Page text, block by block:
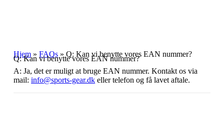
Hjem »FAQs »Q: Kan vi benytte vores EAN nummer?
Q: Kan vi benytte vores EAN nummer?
A: Ja, det er muligt at bruge EAN nummer. Kontakt os via
mail:info@sports-gear.dk eller telefon og få lavet aftale.